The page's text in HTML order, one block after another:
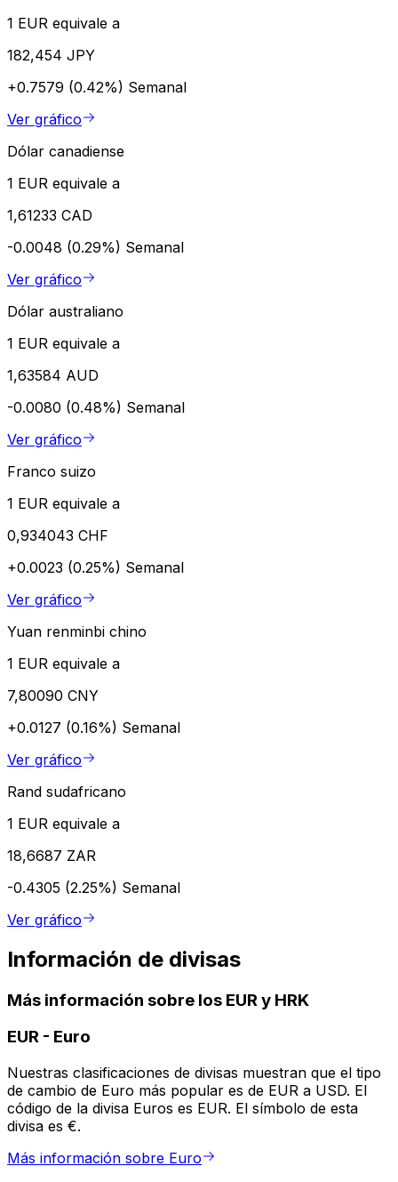
1 EUR equivale a
182,454 JPY
+0.7579 (0.42%) Semanal
Ver gráfico
Dólar canadiense
1 EUR equivale a
1,61233 CAD
-0.0048 (0.29%) Semanal
Ver gráfico
Dólar australiano
1 EUR equivale a
1,63584 AUD
-0.0080 (0.48%) Semanal
Ver gráfico
Franco suizo
1 EUR equivale a
0,934043 CHF
+0.0023 (0.25%) Semanal
Ver gráfico
Yuan renminbi chino
1 EUR equivale a
7,80090 CNY
+0.0127 (0.16%) Semanal
Ver gráfico
Rand sudafricano
1 EUR equivale a
18,6687 ZAR
-0.4305 (2.25%) Semanal
Ver gráfico
Información de divisas
Más información sobre los EUR y HRK
EUR - Euro
Nuestras clasificaciones de divisas muestran que el tipo
de cambio de Euro más popular es de EUR a USD. El
código de la divisa Euros es EUR. El símbolo de esta
divisa es €.
Más información sobre Euro